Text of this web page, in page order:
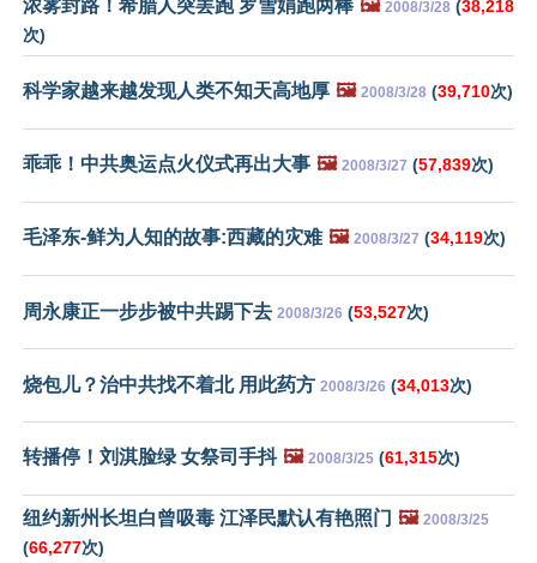
浓雾封路！希腊人突罢跑 罗雪娟跑两棒 🖼️ 2008/3/28 (38,218
次)
科学家越来越发现人类不知天高地厚 🖼️ 2008/3/28 (39,710次)
乖乖！中共奥运点火仪式再出大事 🖼️ 2008/3/27 (57,839次)
毛泽东-鲜为人知的故事:西藏的灾难 🖼️ 2008/3/27 (34,119次)
周永康正一步步被中共踢下去 2008/3/26 (53,527次)
烧包儿？治中共找不着北 用此药方 2008/3/26 (34,013次)
转播停！刘淇脸绿 女祭司手抖 🖼️ 2008/3/25 (61,315次)
纽约新州长坦白曾吸毒 江泽民默认有艳照门 🖼️ 2008/3/25
(66,277次)